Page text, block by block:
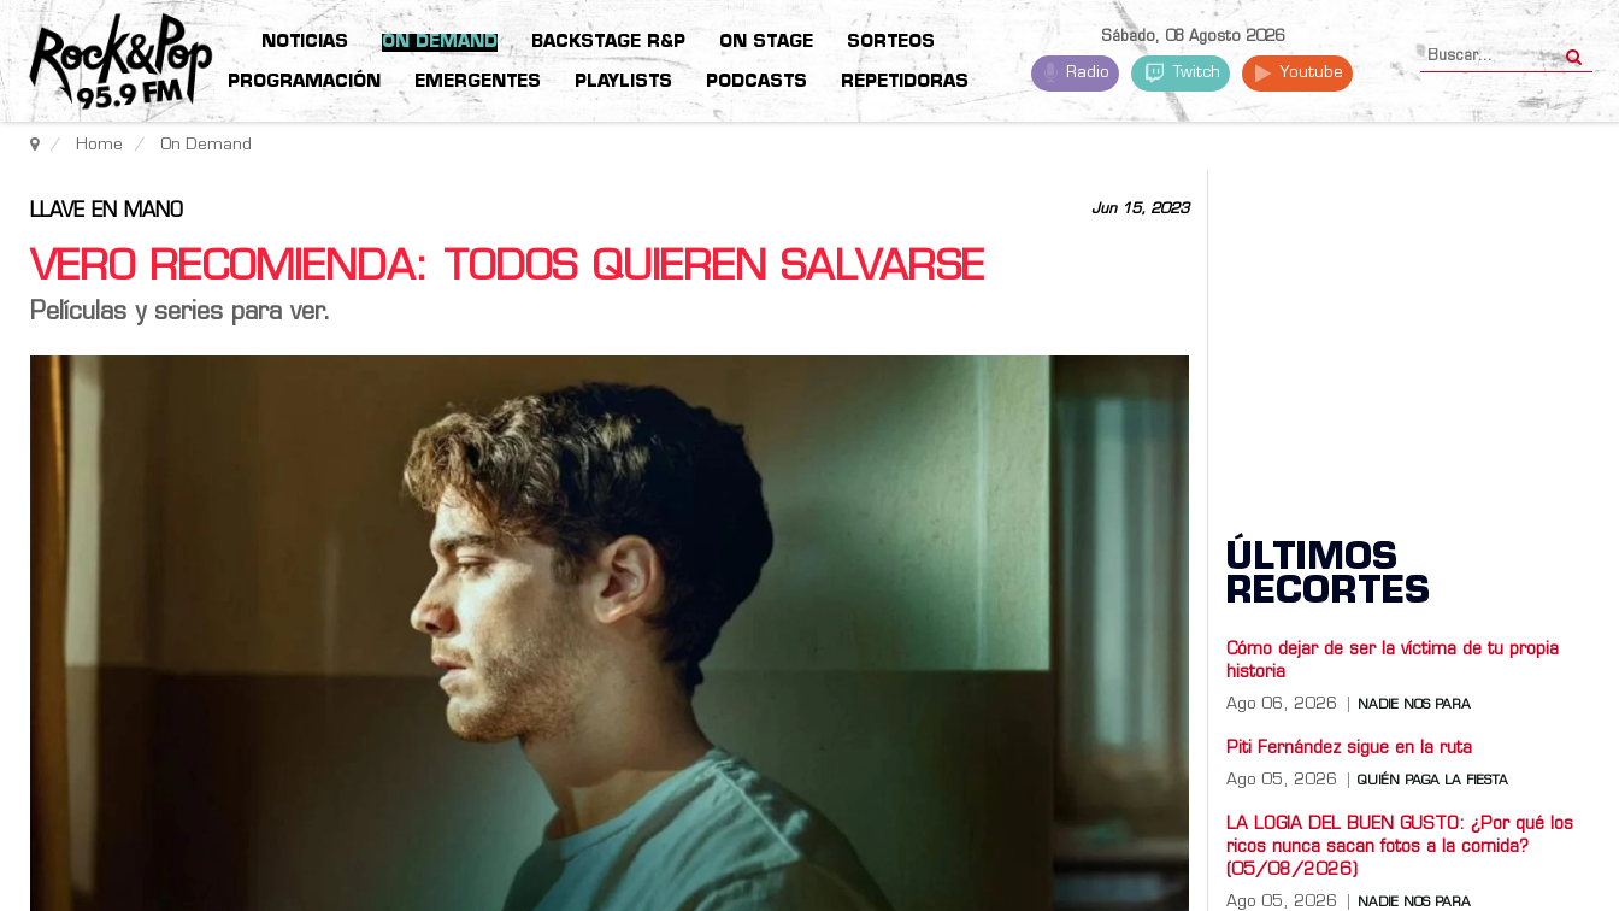
NOTICIAS ON DEMAND BACKSTAGE R&P ON STAGE SORTEOS
PROGRAMACIÓN EMERGENTES PLAYLISTS PODCASTS REPETIDORAS
Sábado, 08 Agosto 2026
Radio Twitch Youtube
Home On Demand
Jun 15, 2023
LLAVE EN MANO
VERO RECOMIENDA: TODOS QUIEREN SALVARSE
Películas y series para ver.
ÚLTIMOS
RECORTES
Cómo dejar de ser la víctima de tu propia
historia
Ago 06, 2026 NADIE NOS PARA
Piti Fernández sigue en la ruta
Ago 05, 2026 QUIÉN PAGA LA FIESTA
LA LOGIA DEL BUEN GUSTO: ¿Por qué los
ricos nunca sacan fotos a la comida?
(05/08/2026)
Ago 05, 2026 NADIE NOS PARA